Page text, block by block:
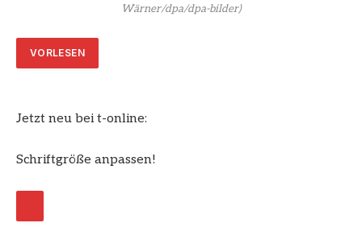
Wärner/dpa/dpa-bilder)
VORLESEN
Jetzt neu bei t-online:
Schriftgröße anpassen!